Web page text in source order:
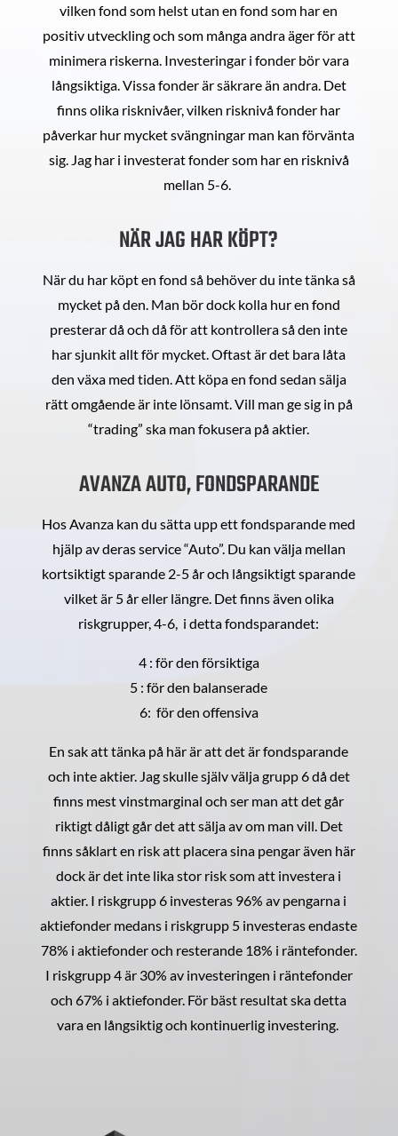
vilken fond som helst utan en fond som har en
positiv utveckling och som många andra äger för att
minimera riskerna. Investeringar i fonder bör vara
långsiktiga. Vissa fonder är säkrare än andra. Det
finns olika risknivåer, vilken risknivå fonder har
påverkar hur mycket svängningar man kan förvänta
sig. Jag har i investerat fonder som har en risknivå
mellan 5-6.
NÄR JAG HAR KÖPT?
När du har köpt en fond så behöver du inte tänka så
mycket på den. Man bör dock kolla hur en fond
presterar då och då för att kontrollera så den inte
har sjunkit allt för mycket. Oftast är det bara låta
den växa med tiden. Att köpa en fond sedan sälja
rätt omgående är inte lönsamt. Vill man ge sig in på
“trading” ska man fokusera på aktier.
AVANZA AUTO, FONDSPARANDE
Hos Avanza kan du sätta upp ett fondsparande med
hjälp av deras service “Auto”. Du kan välja mellan
kortsiktigt sparande 2-5 år och långsiktigt sparande
vilket är 5 år eller längre. Det finns även olika
riskgrupper, 4-6, i detta fondsparandet:
4 : för den försiktiga
5 : för den balanserade
6: för den offensiva
En sak att tänka på här är att det är fondsparande
och inte aktier. Jag skulle själv välja grupp 6 då det
finns mest vinstmarginal och ser man att det går
riktigt dåligt går det att sälja av om man vill. Det
finns såklart en risk att placera sina pengar även här
dock är det inte lika stor risk som att investera i
aktier. I riskgrupp 6 investeras 96% av pengarna i
aktiefonder medans i riskgrupp 5 investeras endaste
78% i aktiefonder och resterande 18% i räntefonder.
I riskgrupp 4 är 30% av investeringen i räntefonder
och 67% i aktiefonder. För bäst resultat ska detta
vara en långsiktig och kontinuerlig investering.